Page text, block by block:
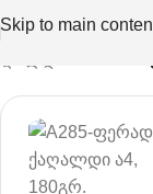
Skip to main